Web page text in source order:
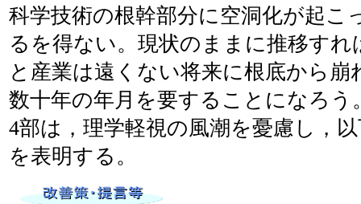
科学技術の根幹部分に空洞化が起こ
るを得ない。現状のままに推移すれ
と産業は遠くない将来に根底から崩
数十年の年月を要することになろう
4部は，理学軽視の風潮を憂慮し，
を表明する。